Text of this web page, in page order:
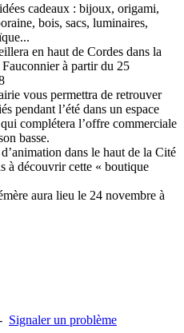
cadeaux : bijoux, origami,
bois, sacs, luminaires,
en haut de Cordes dans la
à partir du 25
vous permettra de retrouver
pendant l’été dans un espace
complétera l’offre commerciale
basse.
dans le haut de la Cité
à découvrir cette « boutique
aura lieu le 24 novembre à
Signaler un problème